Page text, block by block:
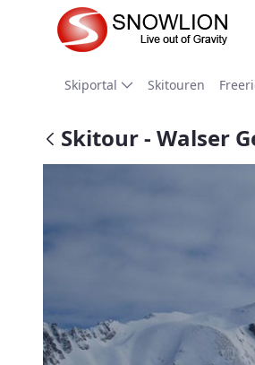
Zum Hauptinhalt springen
Skiportal Skitouren
Skitour - Walser